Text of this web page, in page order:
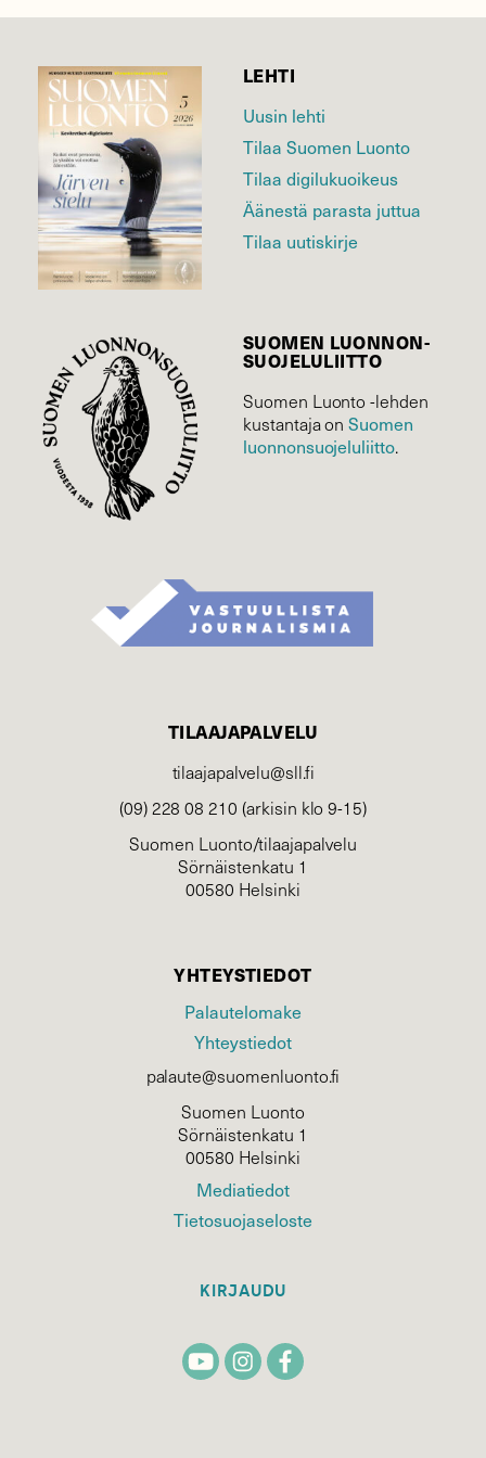
LEHTI
Uusin lehti
Tilaa Suomen Luonto
Tilaa digilukuoikeus
Äänestä parasta juttua
Tilaa uutiskirje
SUOMEN LUONNON­
SUOJELU­LIITTO
Suomen Luonto -lehden
kustantaja onSuomen
luonnonsuojelu­liitto.
TILAAJAPALVELU
tilaajapalvelu@sll.fi
(09) 228 08 210 (arkisin klo 9-15)
Suomen Luonto/tilaajapalvelu
Sörnäistenkatu 1
00580 Helsinki
YHTEYSTIEDOT
Palautelomake
Yhteystiedot
palaute@suomenluonto.fi
Suomen Luonto
Sörnäistenkatu 1
00580 Helsinki
Mediatiedot
Tietosuojaseloste
KIRJAUDU